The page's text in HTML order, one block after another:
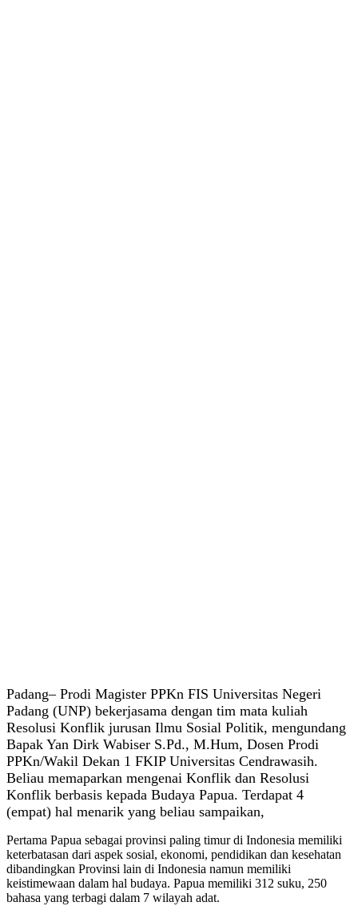
Padang– Prodi Magister PPKn FIS Universitas Negeri
Padang (UNP) bekerjasama dengan tim mata kuliah
Resolusi Konflik jurusan Ilmu Sosial Politik, mengundang
Bapak Yan Dirk Wabiser S.Pd., M.Hum, Dosen Prodi
PPKn/Wakil Dekan 1 FKIP Universitas Cendrawasih.
Beliau memaparkan mengenai Konflik dan Resolusi
Konflik berbasis kepada Budaya Papua. Terdapat 4
(empat) hal menarik yang beliau sampaikan,
Pertama Papua sebagai provinsi paling timur di Indonesia memiliki
keterbatasan dari aspek sosial, ekonomi, pendidikan dan kesehatan
dibandingkan Provinsi lain di Indonesia namun memiliki
keistimewaan dalam hal budaya. Papua memiliki 312 suku, 250
bahasa yang terbagi dalam 7 wilayah adat.